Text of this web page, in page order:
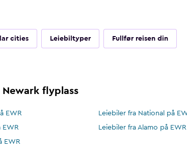
cities Leiebiltyper Fullfør reisen din
flyplass
EWR
Leiebiler fra National på
EWR
Leiebiler fra Alamo på EWR
EWR